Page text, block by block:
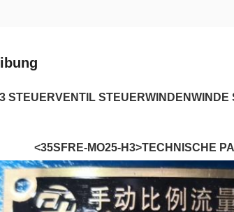
STEUERVENTIL
<35SFRE-MO25-H3>TECHNISCHE